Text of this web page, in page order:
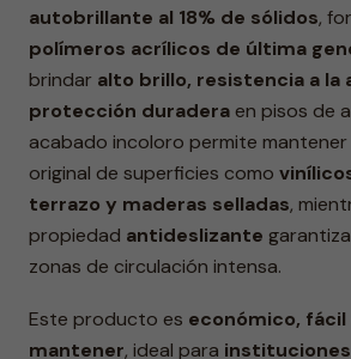
autobrillante al 18% de sólidos,
polímeros acrílicos de última
brindar alto brillo, resistencia a la
protección duradera en pisos de
acabado incoloro permite
original de superficies como
terrazo y maderas selladas,
propiedad antideslizante
zonas de circulación intensa.
Este producto es económico,
mantener, ideal para